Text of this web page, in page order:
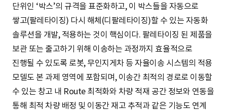
단위인 ‘박스’의 규격을 표준화하고, 이 박스들을 자동으로
쌓고(팔레타이징) 다시 해체(디팔레타이징)할 수 있는 자동화
솔루션을 개발, 적용하는 것이 핵심이다. 팔레타이징 된 제품을
보관 또는 출고하기 위해 이송하는 과정까지 효율적으로
진행될 수 있도록 로봇, 무인지게차 등 자율이송 시스템의 적용
모델도 본 과제 영역에 포함되며, 이송간 최적의 경로로 이동할
수 있는 창고 내 Route 최적화와 차량 적재 공간 정보와 연동을
통해 최적 차량 배정 및 이동간 재고 추적과 같은 기능도 연계